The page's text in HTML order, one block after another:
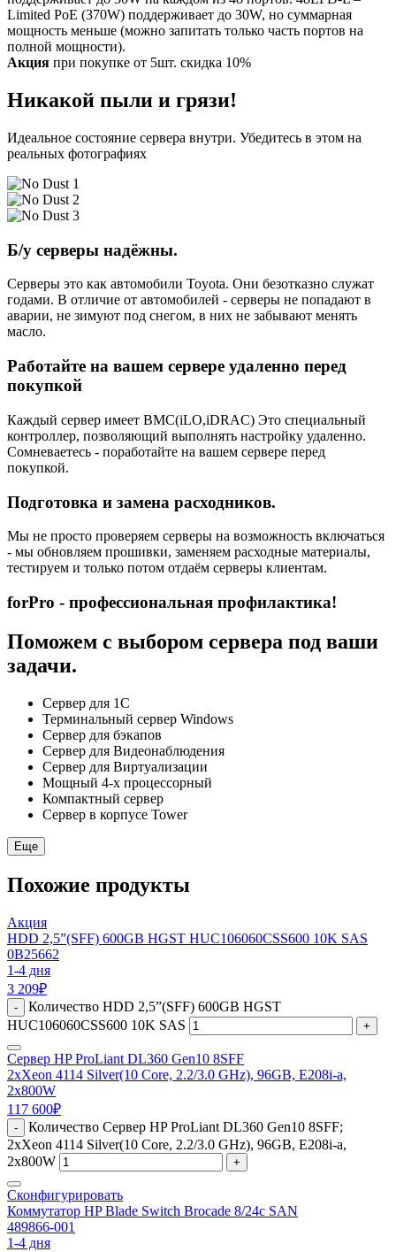
Limited PoE (370W) поддерживает до 30W, но суммарная
мощность меньше (можно запитать только часть портов на
полной мощности).
Акция при покупке от 5шт. скидка 10%
Никакой пыли и грязи!
Идеальное состояние сервера внутри. Убедитесь в этом на
реальных фотографиях
Б/у серверы надёжны.
Серверы это как автомобили Toyota. Они безотказно служат
годами. В отличие от автомобилей - серверы не попадают в
аварии, не зимуют под снегом, в них не забывают менять
масло.
Работайте на вашем сервере удаленно перед
покупкой
Каждый сервер имеет BMC(iLO,iDRAC) Это специальный
контроллер, позволяющий выполнять настройку удаленно.
Сомневаетесь - поработайте на вашем сервере перед
покупкой.
Подготовка и замена расходников.
Мы не просто проверяем серверы на возможность включаться
- мы обновляем прошивки, заменяем расходные материалы,
тестируем и только потом отдаём серверы клиентам.
forPro - профессиональная профилактика!
Поможем с выбором сервера под ваши
задачи.
Сервер для 1С
Терминальный сервер Windows
Сервер для бэкапов
Сервер для Видеонаблюдения
Сервер для Виртуализации
Мощный 4-х процессорный
Компактный сервер
Сервер в корпусе Tower
Еще
Похожие продукты
Акция
HDD 2,5”(SFF) 600GB HGST HUC106060CSS600 10K SAS
0B25662
1-4 дня
3 209₽
-
Количество HDD 2,5”(SFF) 600GB HGST
HUC106060CSS600 10K SAS
+
Сервер HP ProLiant DL360 Gen10 8SFF
2xXeon 4114 Silver(10 Core, 2.2/3.0 GHz), 96GB, E208i-a,
2x800W
117 600₽
-
Количество Сервер HP ProLiant DL360 Gen10 8SFF;
2xXeon 4114 Silver(10 Core, 2.2/3.0 GHz), 96GB, E208i-a,
2x800W
+
Сконфигурировать
Коммутатор HP Blade Switch Brocade 8/24c SAN
489866-001
1-4 дня